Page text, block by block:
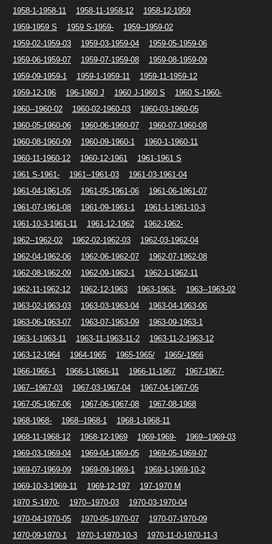
1958-1-1958-11
1958-11-1958-12
1958-12-1959
1959-1959 S
1959 S-1959-
1959--1959-02
1959-02-1959-03
1959-03-1959-04
1959-05-1959-06
1959-06-1959-07
1959-07-1959-08
1959-08-1959-09
1959-09-1959-1
1959-1-1959-11
1959-11-1959-12
1959-12-196
196-1960 J 1960 J-1960 S
1960 S-1960-
1960--1960-02
1960-02-1960-03
1960-03-1960-05
1960-05-1960-06
1960-06-1960-07
1960-07-1960-08
1960-08-1960-09
1960-09-1960-1
1960-1-1960-11
1960-11-1960-12
1960-12-1961
1961-1961 S
1961 S-1961-
1961--1961-03
1961-03-1961-04
1961-04-1961-05
1961-05-1961-06
1961-06-1961-07
1961-07-1961-08
1961-09-1961-1
1961-1-1961-10-3
1961-10-3-1961-11
1961-12-1962
1962-1962-
1962--1962-02
1962-02-1962-03
1962-03-1962-04
1962-04-1962-06
1962-06-1962-07
1962-07-1962-08
1962-08-1962-09
1962-09-1962-1
1962-1-1962-11
1962-11-1962-12
1962-12-1963 1963-1963-
1963--1963-02
1963-02-1963-03
1963-03-1963-04
1963-04-1963-06
1963-06-1963-07
1963-07-1963-09
1963-09-1963-1
1963-1-1963-11
1963-11-1963-11-2
1963-11-2-1963-12
1963-12-1964
1964-1965 1965-1965/
1965/-1966
1966-1966-1
1966-1-1966-11 1966-11-1967
1967-1967-
1967--1967-03
1967-03-1967-04
1967-04-1967-05
1967-05-1967-06
1967-06-1967-08
1967-08-1968
1968-1968-
1968--1968-1
1968-1-1968-11
1968-11-1968-12
1968-12-1969 1969-1969-
1969--1969-03
1969-03-1969-04
1969-04-1969-05
1969-05-1969-07
1969-07-1969-09
1969-09-1969-1
1969-1-1969-10-2
1969-10-3-1969-11
1969-12-197
197-1970 M
1970 S-1970-
1970--1970-03
1970-03-1970-04
1970-04-1970-05
1970-05-1970-07
1970-07-1970-09
1970-09-1970-1
1970-1-1970-10-3
1970-11-0-1970-11-3